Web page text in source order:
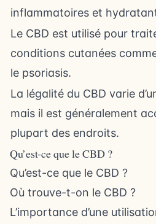
inflammatoires et
Le CBD est utilisé pour
conditions cutanées comme
le psoriasis.
La légalité du CBD varie
mais il est généralement
plupart des endroits.
Qu’est-ce que le CBD ?
Qu’est-ce que le CBD ?
Où trouve-t-on le CBD ?
L’importance d’une